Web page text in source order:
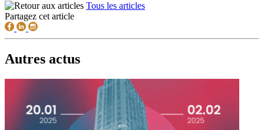
Tous les articles
Partagez cet article
Autres actus